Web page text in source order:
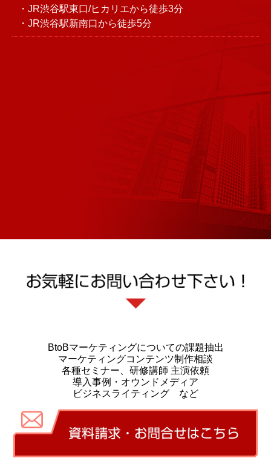
・JR渋谷駅東口/ヒカリエから徒歩3分
・JR渋谷駅新南口から徒歩5分
BtoBマーケティングについての課題抽出
マーケティングコンテンツ制作相談
各種セミナー、研修講師 主演依頼
導入事例・オウンドメディア
ビジネスライティング など